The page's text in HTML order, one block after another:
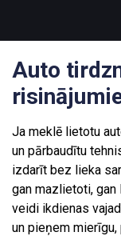
Auto
Ja meklē lietotu
un pārbaudītu
izdarīt bez lieka
gan mazlietoti, gan
veidi ikdienas
un pieņem mierīgu,